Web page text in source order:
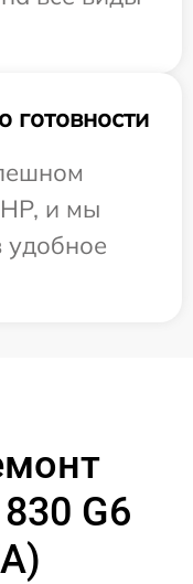
и мы
удобное
G6